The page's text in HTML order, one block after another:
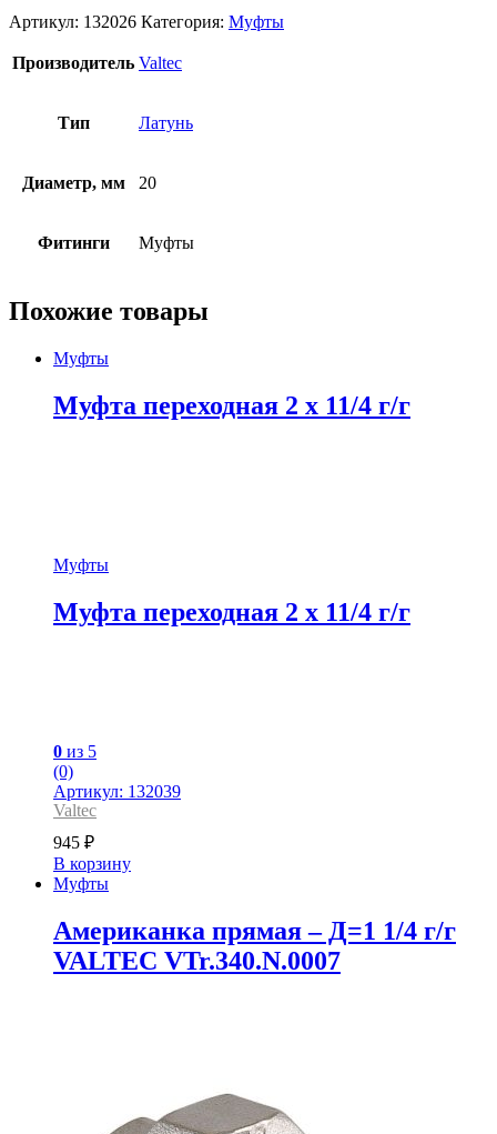
Артикул: 132026 Категория: Муфты
Производитель Valtec
Тип Латунь
Диаметр, мм 20
Фитинги Муфты
Похожие товары
Муфты
Муфта переходная 2 x 11/4 г/г
Муфты
Муфта переходная 2 x 11/4 г/г
0 из 5
(0)
Артикул: 132039
Valtec
945 ₽
В корзину
Муфты
Американка прямая – Д=1 1/4 г/г
VALTEC VTr.340.N.0007